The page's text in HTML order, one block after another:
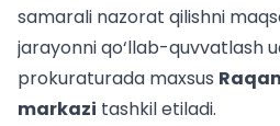
samarali nazorat qilishni
jarayonni qo‘llab-quvvatlash
prokuraturada maxsus
markazi tashkil etiladi.